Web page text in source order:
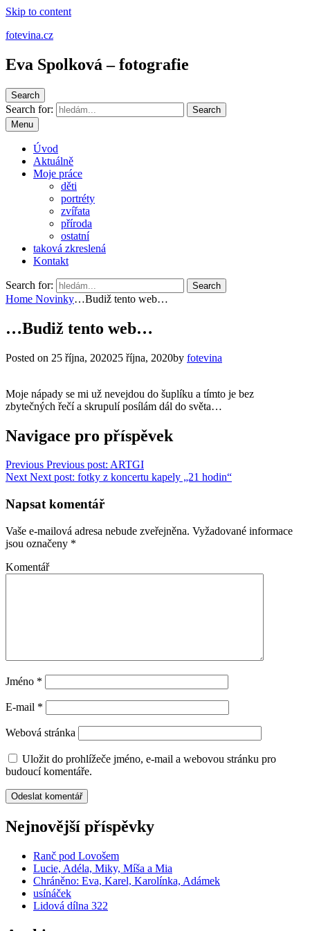
Skip to content
fotevina.cz
Eva Spolková – fotografie
Search
Search for:
Search
Menu
Úvod
Aktuálně
Moje práce
děti
portréty
zvířata
příroda
ostatní
taková zkreslená
Kontakt
Search for: Search
Home Novinky…Budiž tento web…
…Budiž tento web…
Posted on 25 října, 202025 října, 2020by fotevina
Moje nápady se mi už nevejdou do šuplíku a tímto je bez
zbytečných řečí a skrupulí posílám dál do světa…
Navigace pro příspěvek
Previous Previous post: ARTGI
Next Next post: fotky z koncertu kapely „21 hodin“
Napsat komentář
Vaše e-mailová adresa nebude zveřejněna. Vyžadované informace
jsou označeny *
Komentář
Jméno *
E-mail *
Webová stránka
Uložit do prohlížeče jméno, e-mail a webovou stránku pro
budoucí komentáře.
Nejnovější příspěvky
Ranč pod Lovošem
Lucie, Adéla, Miky, Míša a Mia
Chráněno: Eva, Karel, Karolínka, Adámek
usínáček
Lidová dílna 322